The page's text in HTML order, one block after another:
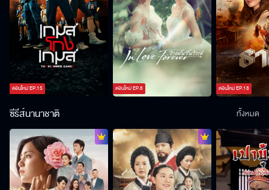
ตอนใหม่EP.15 ตอนใหม่EP.8 ตอนใหม่EP.18
ซีรีส์นานาชาติ ทั้งหมด